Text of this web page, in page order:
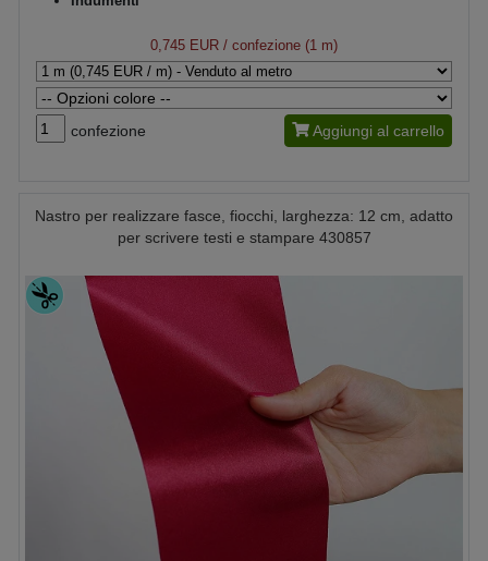
0,745 EUR / confezione (1 m)
confezione Aggiungi al carrello
Nastro per realizzare fasce, fiocchi, larghezza: 12 cm, adatto
per scrivere testi e stampare 430857